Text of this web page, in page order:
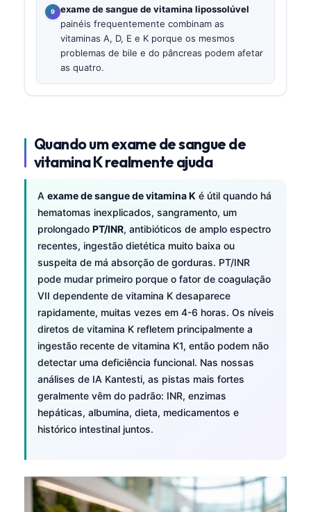
exame de sangue de vitamina lipossolúvel
painéis frequentemente combinam as
vitaminas A, D, E e K porque os mesmos
problemas de bile e do pâncreas podem afetar
as quatro.
Quando um exame de sangue de
vitamina K realmente ajuda
A exame de sangue de vitamina K é útil quando há
hematomas inexplicados, sangramento, um
prolongado PT/INR, antibióticos de amplo espectro
recentes, ingestão dietética muito baixa ou
suspeita de má absorção de gorduras. PT/INR
pode mudar primeiro porque o fator de coagulação
VII dependente de vitamina K desaparece
rapidamente, muitas vezes em 4-6 horas. Os níveis
diretos de vitamina K refletem principalmente a
ingestão recente de vitamina K1, então podem não
detectar uma deficiência funcional. Nas nossas
análises de IA Kantesti, as pistas mais fortes
geralmente vêm do padrão: INR, enzimas
hepáticas, albumina, dieta, medicamentos e
histórico intestinal juntos.